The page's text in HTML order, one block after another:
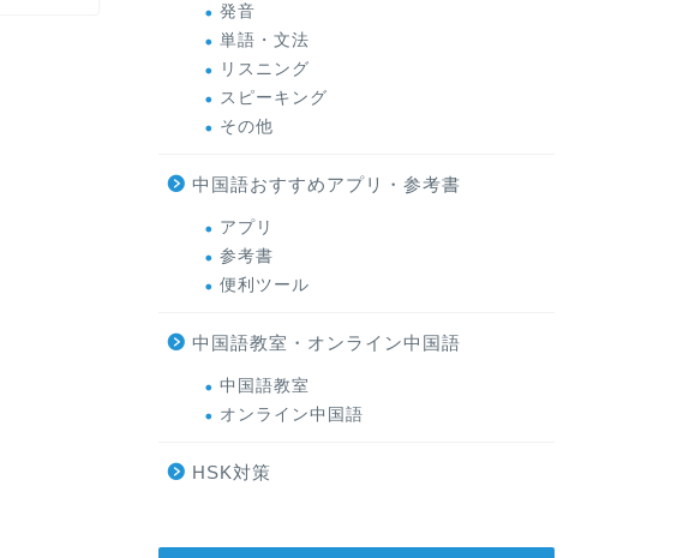
発音
単語・文法
リスニング
スピーキング
その他
中国語おすすめアプリ・参考書
アプリ
参考書
便利ツール
中国語教室・オンライン中国語
中国語教室
オンライン中国語
HSK対策